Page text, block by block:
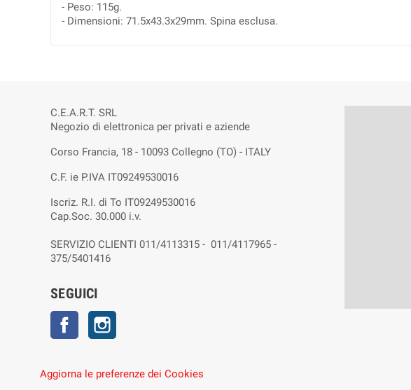
- Peso: 115g.
- Dimensioni: 71.5x43.3x29mm. Spina esclusa.
C.E.A.R.T. SRL
Negozio di elettronica per privati e aziende
Corso Francia, 18 - 10093 Collegno (TO) - ITALY
C.F. ie P.IVA IT09249530016
Iscriz. R.I. di To IT09249530016
Cap.Soc. 30.000 i.v.
SERVIZIO CLIENTI 011/4113315 - 011/4117965 -
375/5401416
SEGUICI
Facebook
Aggiorna le preferenze dei Cookies